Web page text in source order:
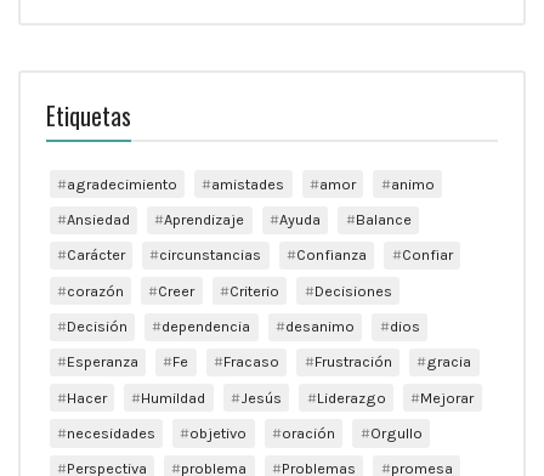
Etiquetas
agradecimiento amistades amor
animo
Ansiedad
Aprendizaje Ayuda
Balance
Carácter
circunstancias Confianza
Confiar
corazón
Creer Criterio
Decisiones
Decisión
dependencia desanimo
dios
Esperanza
Fe Fracaso Frustración
gracia
Hacer
Humildad Jesús Liderazgo
Mejorar
necesidades
objetivo oración
Orgullo
Perspectiva
problema Problemas
promesa